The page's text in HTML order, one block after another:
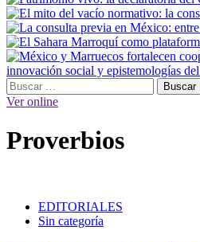
innovación social y epistemologías
Menú
principal
Buscar:
Ver online
Proverbios
EDITORIALES
Sin categoría